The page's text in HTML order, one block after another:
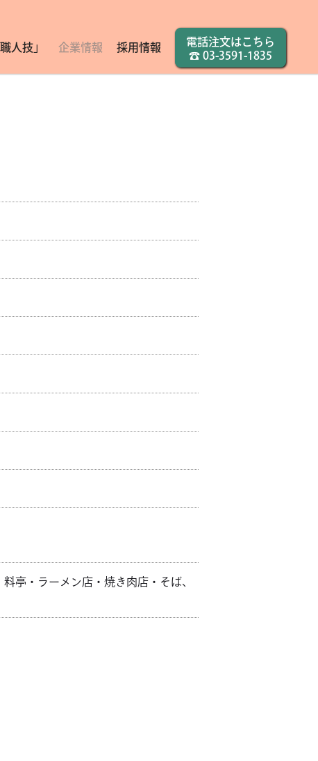
人技」 企業情報 採用情報
電話注文はこちら
☎ 03-3591-1835
亭・ラーメン店・焼き肉店・そば、